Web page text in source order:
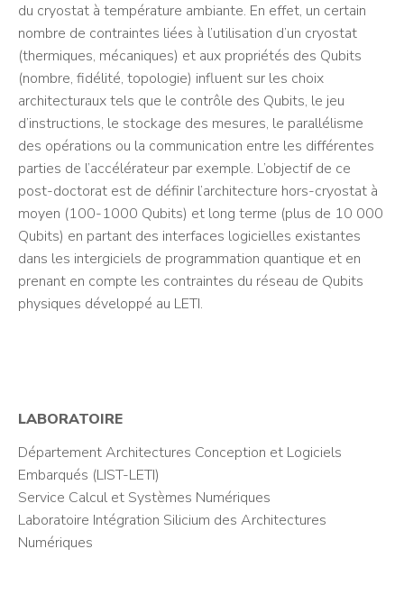
du cryostat à température ambiante. En effet, un certain
nombre de contraintes liées à l’utilisation d’un cryostat
(thermiques, mécaniques) et aux propriétés des Qubits
(nombre, fidélité, topologie) influent sur les choix
architecturaux tels que le contrôle des Qubits, le jeu
d’instructions, le stockage des mesures, le parallélisme
des opérations ou la communication entre les différentes
parties de l’accélérateur par exemple. L’objectif de ce
post-doctorat est de définir l’architecture hors-cryostat à
moyen (100-1000 Qubits) et long terme (plus de 10 000
Qubits) en partant des interfaces logicielles existantes
dans les intergiciels de programmation quantique et en
prenant en compte les contraintes du réseau de Qubits
physiques développé au LETI.
LABORATOIRE
Département Architectures Conception et Logiciels
Embarqués (LIST-LETI)
Service Calcul et Systèmes Numériques
Laboratoire Intégration Silicium des Architectures
Numériques